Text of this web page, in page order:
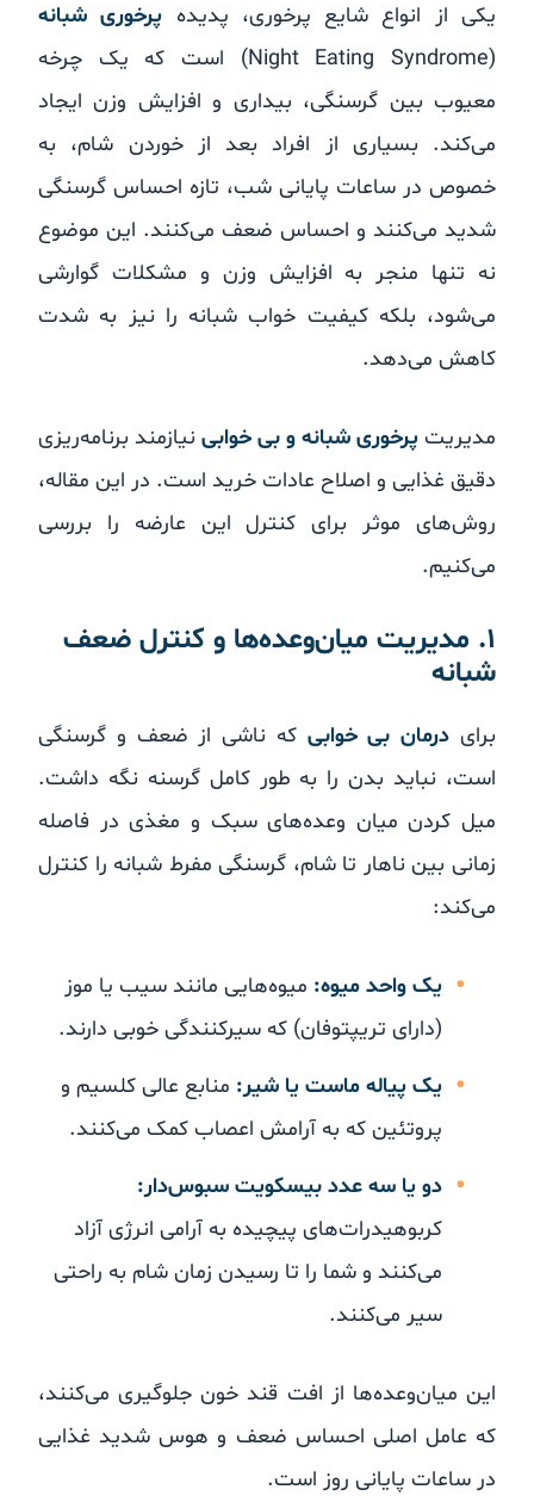
یکی از انواع شایع پرخوری، پدیدهپرخوری شبانه
(Night Eating Syndrome) است که یک چرخه
معیوب بین گرسنگی، بیداری و افزایش وزن ایجاد
می‌کند. بسیاری از افراد بعد از خوردن شام، به
خصوص در ساعات پایانی شب، تازه احساس گرسنگی
شدید می‌کنند و احساس ضعف می‌کنند. این موضوع
نه تنها منجر به افزایش وزن و مشکلات گوارشی
می‌شود، بلکه کیفیت خواب شبانه را نیز به شدت
کاهش می‌دهد.
مدیریتپرخوری شبانه و بی خوابینیازمند برنامه‌ریزی
دقیق غذایی و اصلاح عادات خرید است. در این مقاله،
روش‌های موثر برای کنترل این عارضه را بررسی
می‌کنیم.
۱. مدیریت میان‌وعده‌ها و کنترل ضعف
شبانه
برایدرمان بی خوابیکه ناشی از ضعف و گرسنگی
است، نباید بدن را به طور کامل گرسنه نگه داشت.
میل کردن میان وعده‌های سبک و مغذی در فاصله
زمانی بین ناهار تا شام، گرسنگی مفرط شبانه را کنترل
می‌کند:
یک واحد میوه:میوه‌هایی مانند سیب یا موز
(دارای تریپتوفان) که سیرکنندگی خوبی دارند.
یک پیاله ماست یا شیر:منابع عالی کلسیم و
پروتئین که به آرامش اعصاب کمک می‌کنند.
دو یا سه عدد بیسکویت سبوس‌دار:
کربوهیدرات‌های پیچیده به آرامی انرژی آزاد
می‌کنند و شما را تا رسیدن زمان شام به راحتی
سیر می‌کنند.
این میان‌وعده‌ها از افت قند خون جلوگیری می‌کنند،
که عامل اصلی احساس ضعف و هوس شدید غذایی
در ساعات پایانی روز است.